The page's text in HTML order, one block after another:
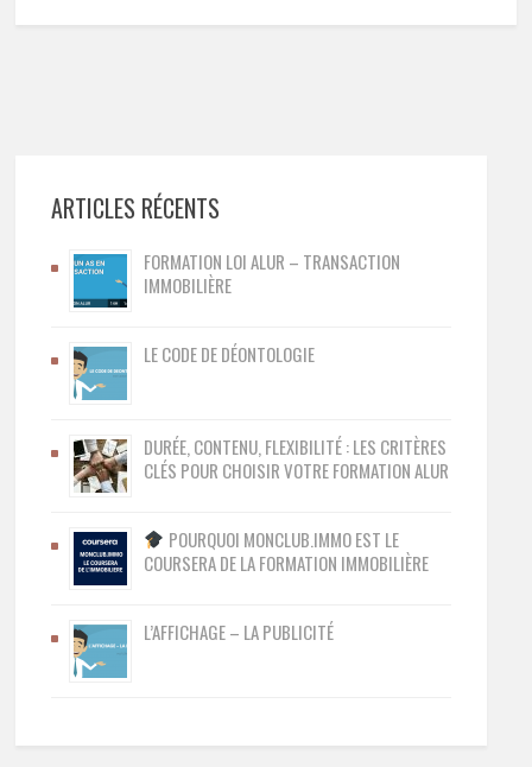
ARTICLES RÉCENTS
FORMATION LOI ALUR – TRANSACTION
IMMOBILIÈRE
LE CODE DE DÉONTOLOGIE
DURÉE, CONTENU, FLEXIBILITÉ : LES CRITÈRES
CLÉS POUR CHOISIR VOTRE FORMATION ALUR
POURQUOI MONCLUB.IMMO EST LE
COURSERA DE LA FORMATION IMMOBILIÈRE
L’AFFICHAGE – LA PUBLICITÉ